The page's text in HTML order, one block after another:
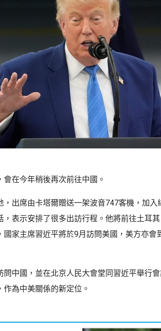
在今年稍後再次前往中國。
，出席由卡塔爾贈送一架波音747客機，加
，表示安排了很多出訪行程。他將前往土耳
國家主席習近平將於9月訪問美國，美方亦會
問中國，並在北京人民大會堂同習近平舉行
為中美關係的新定位。